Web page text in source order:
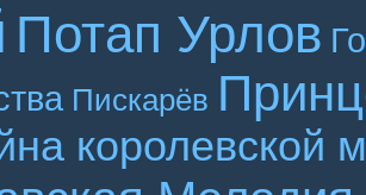
Потап Урлов
Пискарёв
королевской